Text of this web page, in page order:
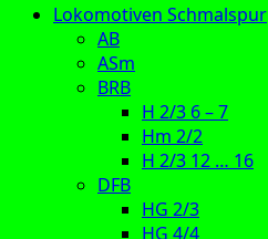
Lokomotiven Schmalspur
AB
ASm
BRB
H 2/3 6 – 7
Hm 2/2
H 2/3 12 … 16
DFB
HG 2/3
HG 4/4